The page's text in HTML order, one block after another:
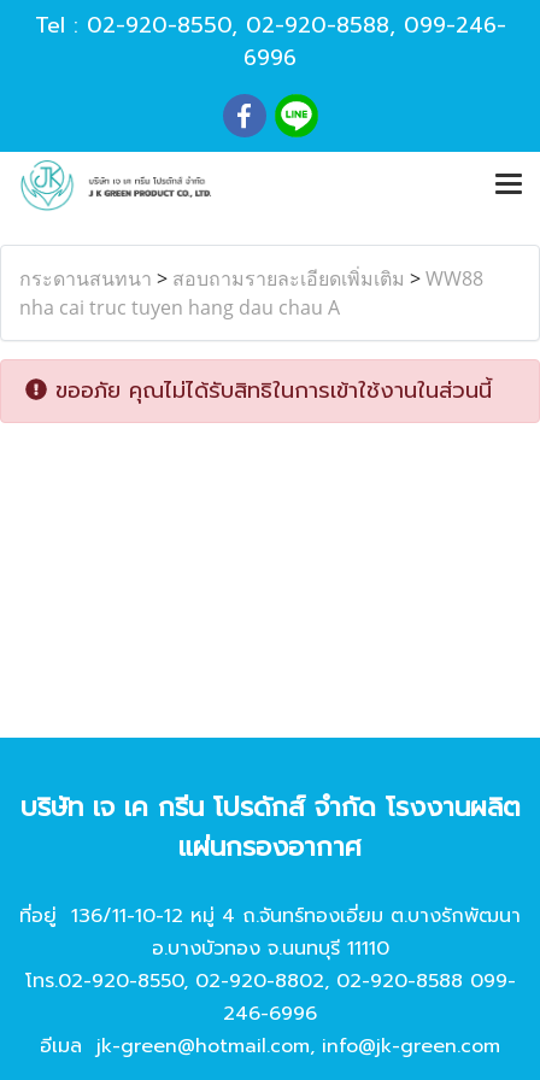
Tel : 02-920-8550, 02-920-8588, 099-246-
6996
กระดานสนทนา > สอบถามรายละเอียดเพิ่มเติม >WW88
nha cai truc tuyen hang dau chau A
ขออภัย คุณไม่ได้รับสิทธิในการเข้าใช้งานในส่วนนี้
บริษัท เจ เค กรีน โปรดักส์ จํากัด โรงงานผลิต
แผ่นกรองอากาศ
ที่อยู่ 136/11-10-12 หมู่ 4 ถ.จันทร์ทองเอี่ยม ต.บางรักพัฒนา
อ.บางบัวทอง จ.นนทบุรี 11110
โทร.02-920-8550, 02-920-8802, 02-920-8588 099-
246-6996
อีเมล jk-green@hotmail.com, info@jk-green.com